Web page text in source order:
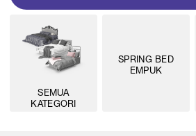
SEMUA
KATEGORI
SPRING BED
EMPUK